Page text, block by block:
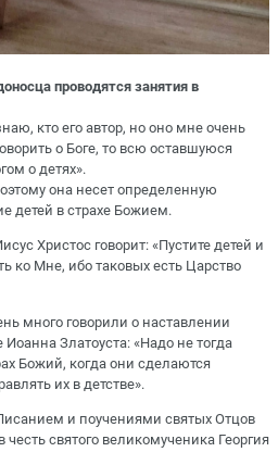
проводятся занятия в
кто его автор, но оно мне очень
о Боге, то всю оставшуюся
о детях».
она несет определенную
детей в страхе Божием.
Христос говорит: «Пустите детей и
ко Мне, ибо таковых есть Царство
много говорили о наставлении
Златоуста: «Надо не тогда
Божий, когда они сделаются
их в детстве».
и поучениями святых Отцов
святого великомученика Георгия